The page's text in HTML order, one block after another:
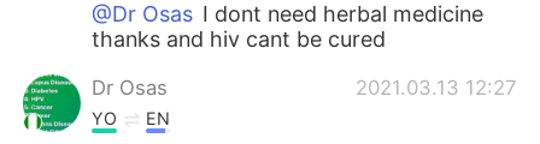
@Dr Osas I dont need herbal medicine
thanks and hiv cant be cured
Dr Osas 2021.03.13 12:27
YO EN